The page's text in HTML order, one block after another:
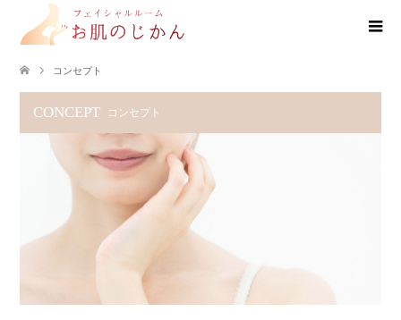
コンセプト
CONCEPT コンセプト